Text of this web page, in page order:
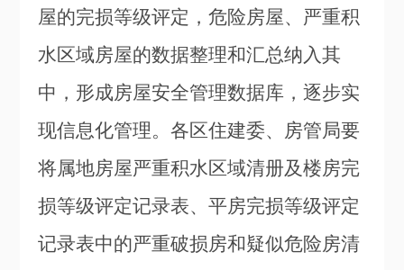
屋的完损等级评定，危险房屋、严重积
水区域房屋的数据整理和汇总纳入其
中，形成房屋安全管理数据库，逐步实
现信息化管理。各区住建委、房管局要
将属地房屋严重积水区域清册及楼房完
损等级评定记录表、平房完损等级评定
记录表中的严重破损房和疑似危险房清